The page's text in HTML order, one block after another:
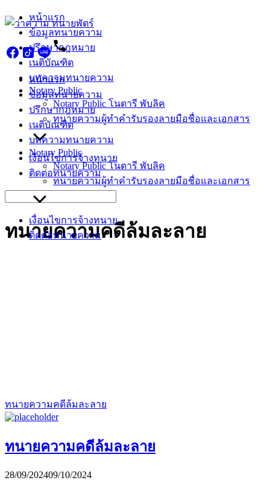
Skip
to
content
หน้าแรก
ข้อมูลทนายความ
ปรึกษากฎหมาย
เนติบัณฑิต
บทความทนายความ
Notary Public
Notary Public โนตารี พับลิค
ทนายความผู้ทำคำรับรองลายมือชื่อและเอกสาร
เงื่อนไขการจ้างทนาย
ติดต่อทนายความ
หน้าแรก
ข้อมูลทนายความ
ปรึกษากฎหมาย
เนติบัณฑิต
บทความทนายความ
Notary Public
Notary Public โนตารี พับลิค
ทนายความผู้ทำคำรับรองลายมือชื่อและเอกสาร
เงื่อนไขการจ้างทนาย
ติดต่อทนายความ
for:
ทนายความคดีล้มละลาย
ทนายความคดีล้มละลาย
ทนายความคดีล้มละลาย
28/09/202409/10/2024